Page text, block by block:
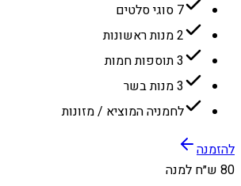
7 סוגי סלטים
2 מנות ראשונות
3 תוספות חמות
3 מנות בשר
לחמניה המוציא / מזונות
להזמנה
80 ש״ח למנה